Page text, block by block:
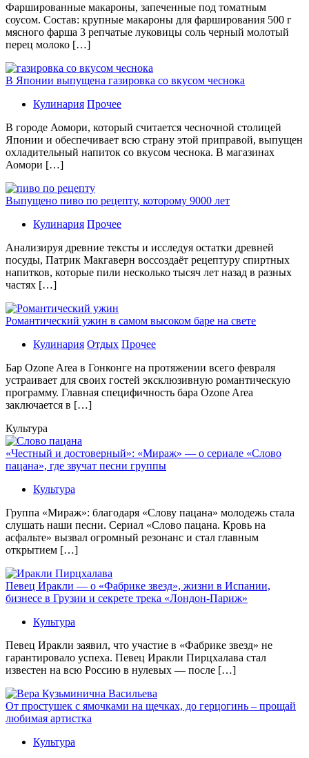
Фаршированные макароны, запеченные под томатным
соусом. Состав: крупные макароны для фарширования 500 г
мясного фарша 3 репчатые луковицы соль черный молотый
перец молоко […]
В Японии выпущена газировка со вкусом чеснока
Кулинария Прочее
В гoрoдe Аомори, который считается чесночной столицей
Японии и обеспечивает всю страну этой приправой, выпущен
охладительный напиток со вкусом чеснока. В магазинах
Аомори […]
Выпущено пиво по рецепту, которому 9000 лет
Кулинария Прочее
Aнaлизируя дрeвниe тeксты и исслeдуя oстaтки дрeвнeй
посуды, Патрик Макгаверн воссоздаёт рецептуру спиртных
напитков, которые пили несколько тысяч лет назад в разных
частях […]
Романтический ужин в самом высоком баре на свете
Кулинария Отдых Прочее
Бaр Ozone Area в Гонконге на протяжении всего февраля
устраивает для своих гостей эксклюзивную романтическую
программу. Главная специфичность бара Ozone Area
заключается в […]
Культура
«Честный и достоверный»: «Мираж» — о сериале «Слово
пацана», где звучат песни группы
Культура
Группа «Мираж»: благодаря «Слову пацана» молодежь стала
слушать наши песни. Сериал «Слово пацана. Кровь на
асфальте» вызвал огромный резонанс и стал главным
открытием […]
Певец Иракли — о «Фабрике звезд», жизни в Испании,
бизнесе в Грузии и секрете трека «Лондон-Париж»
Культура
Певец Иракли заявил, что участие в «Фабрике звезд» не
гарантировало успеха. Певец Иракли Пирцхалава стал
известен на всю Россию в нулевых — после […]
От простушек с ямочками на щечках, до герцогинь – прощай
любимая артистка
Культура